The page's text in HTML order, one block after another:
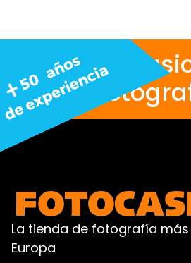
Nos
La tienda de fotografía
Europa